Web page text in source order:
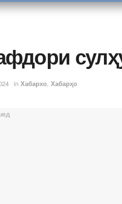
in Хабархо, Хабарҳо